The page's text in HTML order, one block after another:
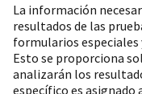
La información
resultados de las
formularios especiales
Esto se proporciona
analizarán los
específico es asignado